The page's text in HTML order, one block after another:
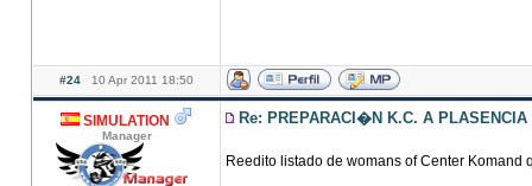
#24 10 Apr 2011 18:50
SIMULATION
Manager
Re: PREPARACI�N K.C. A PLASENCIA
Reedito listado de womans of Center